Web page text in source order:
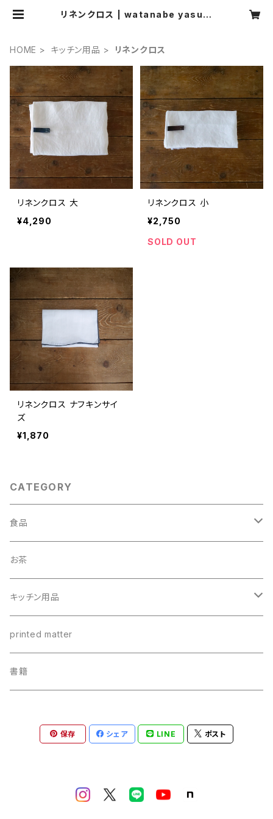
リネンクロス | watanabe yasuhi
HOME キッチン用品 リネンクロス
リネンクロス 大
¥4,290
リネンクロス 小
¥2,750
SOLD OUT
リネンクロス ナフキンサイ
ズ
¥1,870
CATEGORY
食品
調味料
油
ビネガー・バルサミコ類
パスタ
瓶詰め
カレー
お茶
キッチン用品
ステンレスカップ
ちょっと長いレンゲ
printed matter
書籍
保存 シェア LINE ポスト